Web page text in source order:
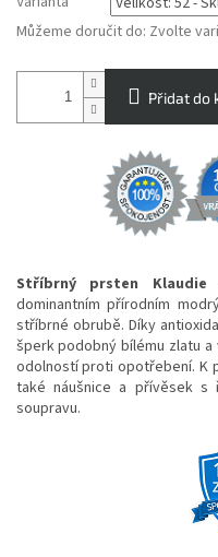
Můžeme doručit do: Zvolte
Přidat do
Stříbrný prsten Klaudie
dominantním přírodním
stříbrné obrubě. Díky
šperk podobný bílému zlatu
odolností proti opotřebení. K
také náušnice a přívěsek
soupravu.